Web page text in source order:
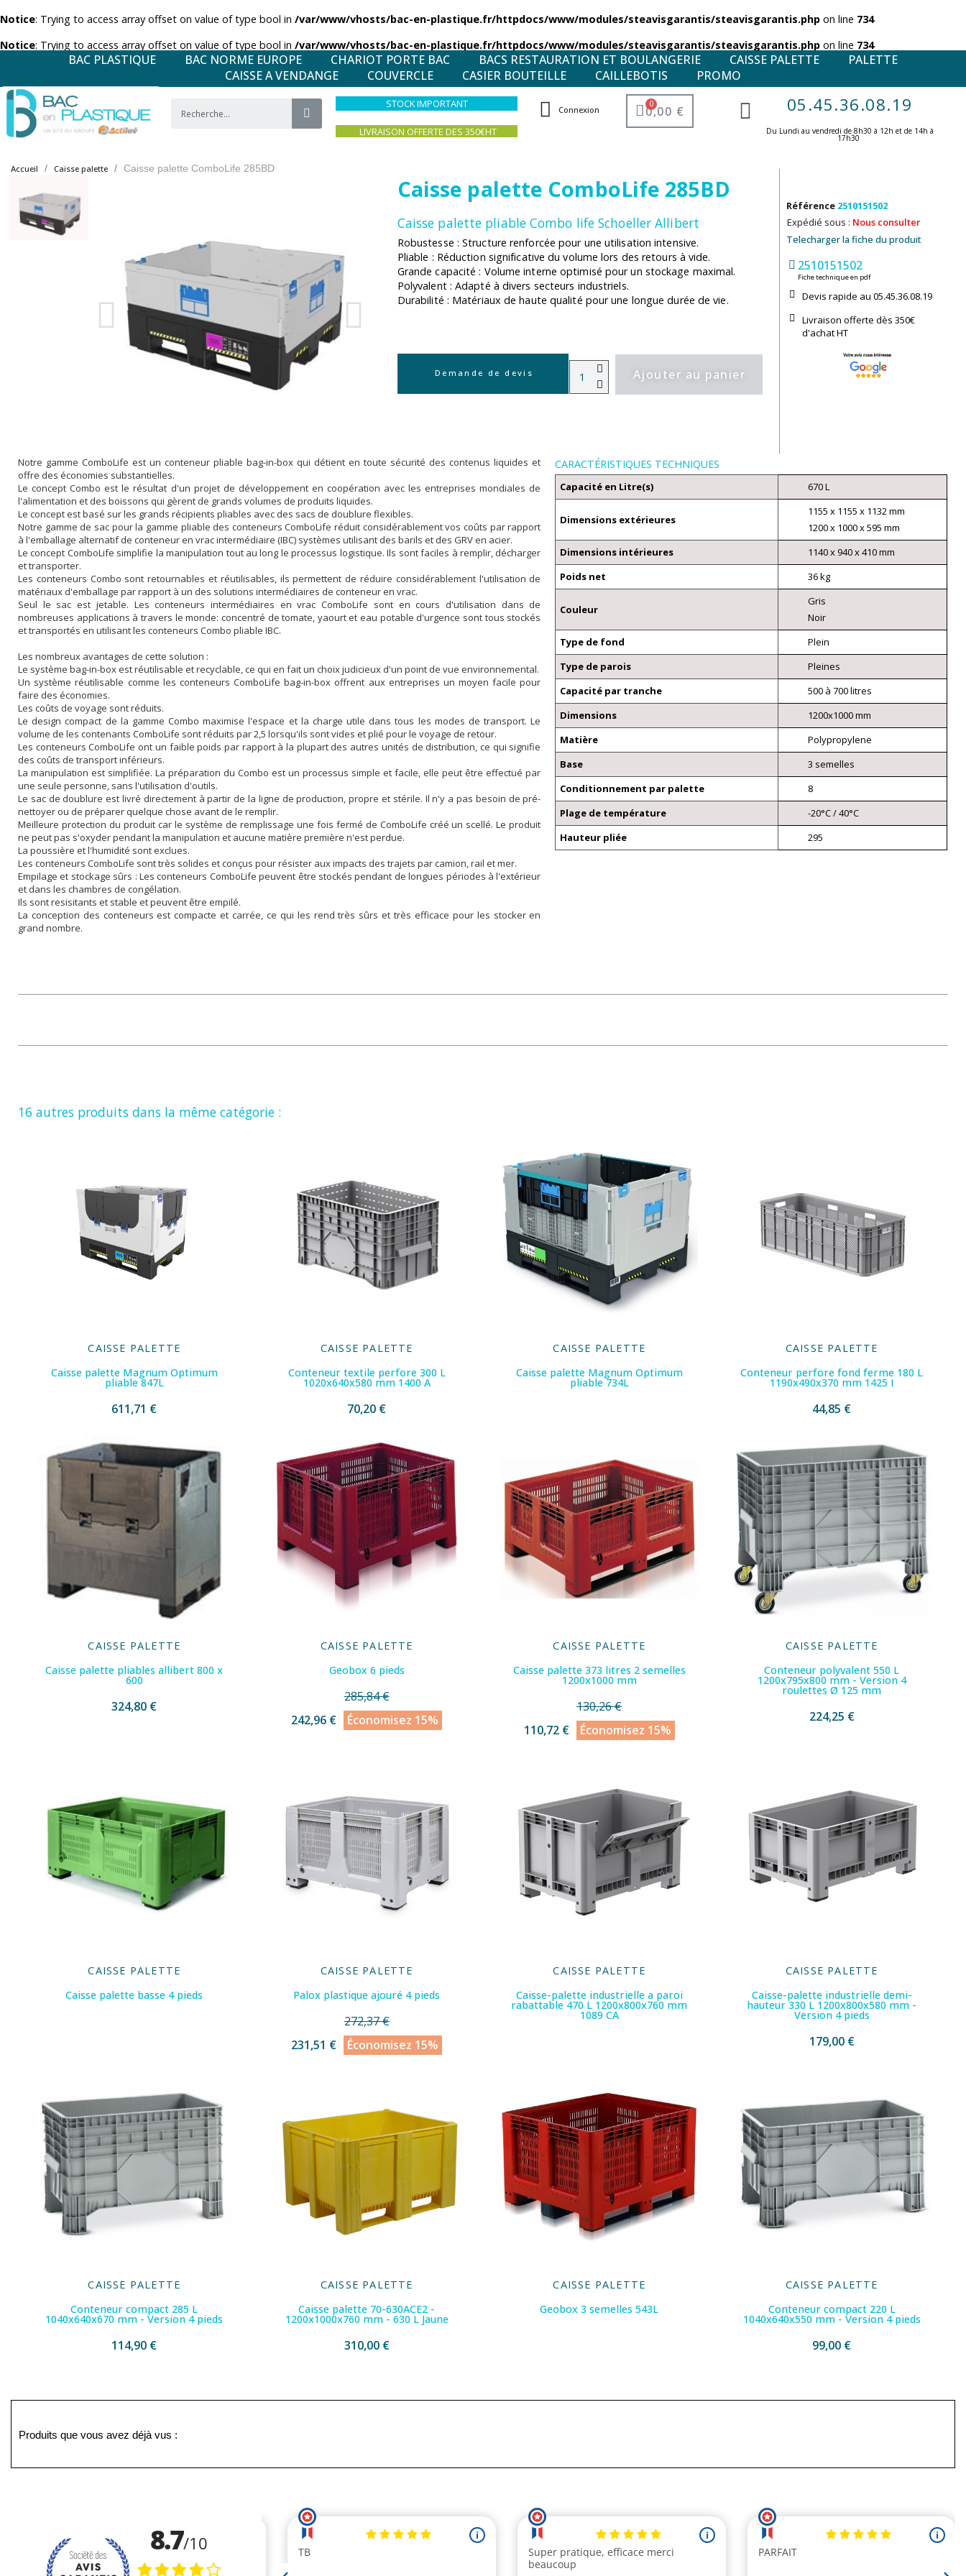
Notice: Trying to access array offset on value of type bool in /var/www/vhosts/bac-en-plastique.fr/httpdocs/www/modules/steavisgarantis/steavisgarantis.php on line 734
Notice: Trying to access array offset on value of type bool in /var/www/vhosts/bac-en-plastique.fr/httpdocs/www/modules/steavisgarantis/steavisgarantis.php on line 734
BAC PLASTIQUE BAC NORME EUROPE CHARIOT PORTE BAC BACS RESTAURATION ET BOULANGERIE CAISSE PALETTE
PALETTE
CAISSE A VENDANGE
COUVERCLE CASIER BOUTEILLE CAILLEBOTIS PROMO
STOCK IMPORTANT
LIVRAISON OFFERTE DES 350€HT
Connexion 0,00 € 05.45.36.08.19
Du Lundi au vendredi de 8h30 à 12h et de 14h à
17h30 ​
Accueil Caisse palette Caisse palette ComboLife 285BD
Caisse palette ComboLife 285BD
Caisse palette pliable Combo life Schoeller Allibert
Robustesse : Structure renforcée pour une utilisation intensive.
Pliable : Réduction significative du volume lors des retours à vide.
Grande capacité : Volume interne optimisé pour un stockage maximal.
Polyvalent : Adapté à divers secteurs industriels.
Durabilité : Matériaux de haute qualité pour une longue durée de vie.
Demande de devis Ajouter au panier
Référence 2510151502
Expédié sous : Nous consulter
Telecharger la fiche du produit
2510151502
Fiche technique en pdf
Devis rapide au 05.45.36.08.19​
Livraison offerte dès 350€
d'achat​ HT
Notre gamme ComboLife est un conteneur pliable bag-in-box qui détient en toute sécurité des contenus liquides et
offre des économies substantielles.
Le concept Combo est le résultat d'un projet de développement en coopération avec les entreprises mondiales de
l'alimentation et des boissons qui gèrent de grands volumes de produits liquides.
Le concept est basé sur les grands récipients pliables avec des sacs de doublure flexibles.
Notre gamme de sac pour la gamme pliable des conteneurs ComboLife réduit considérablement vos coûts par rapport
à l'emballage alternatif de conteneur en vrac intermédiaire (IBC) systèmes utilisant des barils et des GRV en acier.
Le concept ComboLife simplifie la manipulation tout au long le processus logistique. Ils sont faciles à remplir, décharger
et transporter.
Les conteneurs Combo sont retournables et réutilisables, ils permettent de réduire considérablement l'utilisation de
matériaux d'emballage par rapport à un des solutions intermédiaires de conteneur en vrac.
Seul le sac est jetable. Les conteneurs intermédiaires en vrac ComboLife sont en cours d'utilisation dans de
nombreuses applications à travers le monde: concentré de tomate, yaourt et eau potable d'urgence sont tous stockés
et transportés en utilisant les conteneurs Combo pliable IBC.
Les nombreux avantages de cette solution :
Le système bag-in-box est réutilisable et recyclable,ce qui en fait un choix judicieux d'un point de vue environnemental.
Un système réutilisable comme les conteneurs ComboLifebag-in-box offrent aux entreprises unmoyen facile pour
faire des économies.
Les coûts de voyage sont réduits.
Le design compact de la gamme Combo maximise l'espace et la charge utile dans tous les modes de transport. Le
volume de les contenants ComboLife sont réduits par 2,5 lorsqu'ils sont vides et plié pour le voyage de retour.
Les conteneurs ComboLife ont un faible poids par rapport à la plupart des autres unités de distribution, ce qui signifie
des coûts de transport inférieurs.
La manipulation est simplifiée.La préparation du Combo est un processus simple et facile, ellepeut être effectué par
une seule personne, sans l'utilisation d'outils.
Le sac de doublure est livré directement à partir de la ligne de production, propre et stérile. Il n'y a pas besoin de pré-
nettoyer ou de préparer quelque chose avant de le remplir.
Meilleure protection du produit car le système de remplissage une fois fermé de ComboLife créé un scellé.Le produit
ne peut pas s'oxyder pendant la manipulation et aucune matière première n'estperdue.
La poussière et l'humidité sont exclues.
Les conteneurs ComboLife sont très solides et conçus pour résister auximpacts des trajets par camion, rail et mer.
Empilage et stockage sûrs : Les conteneurs ComboLife peuvent être stockés pendant de longues périodes à l'extérieur
et dans les chambres de congélation.
Ils sont resisitants et stable et peuvent être empilé.
La conception des conteneurs est compacte et carrée, ce qui les rend très sûrs et très efficace pour les stocker en
grand nombre.
CARACTÉRISTIQUES TECHNIQUES
Capacité en Litre(s) 670 L
Dimensions extérieures
1155 x 1155 x 1132 mm
1200 x 1000 x 595 mm
Dimensions intérieures
1140 x 940 x 410 mm
Poids net
36 kg
Couleur
Gris
Noir
Type de fond
Plein
Type de parois
Pleines
Capacité par tranche
500 à 700 litres
Dimensions
1200x1000 mm
Matière
Polypropylene
Base
3 semelles
Conditionnement par palette
8
Plage de température
-20°C / 40°C
Hauteur pliée
295
16 autres produits dans la même catégorie :
CAISSE PALETTE
Caisse palette Magnum Optimum
pliable 847L
611,71 €
CAISSE PALETTE
Conteneur textile perfore 300 L
1020x640x580 mm 1400 A
70,20 €
CAISSE PALETTE
Caisse palette Magnum Optimum
pliable 734L
CAISSE PALETTE
Conteneur perfore fond ferme 180 L
1190x490x370 mm 1425 I
44,85 €
CAISSE PALETTE
Caisse palette pliables allibert 800 x
600
324,80 €
CAISSE PALETTE
Geobox 6 pieds
285,84 €
242,96 €
Économisez 15%
CAISSE PALETTE
Caisse palette 373 litres 2 semelles
1200x1000 mm
130,26 €
110,72 €
Économisez 15%
CAISSE PALETTE
Conteneur polyvalent 550 L
1200x795x800 mm - Version 4
roulettes Ø 125 mm
224,25 €
CAISSE PALETTE
Caisse palette basse 4 pieds
CAISSE PALETTE
Palox plastique ajouré 4 pieds
272,37 €
231,51 €
Économisez 15%
CAISSE PALETTE
Caisse-palette industrielle a paroi
rabattable 470 L 1200x800x760 mm
1089 CA
CAISSE PALETTE
Caisse-palette industrielle demi-
hauteur 330 L 1200x800x580 mm -
Version 4 pieds
179,00 €
CAISSE PALETTE
Conteneur compact 285 L
1040x640x670 mm - Version 4 pieds
114,90 €
CAISSE PALETTE
Caisse palette 70-630ACE2 -
1200x1000x760 mm - 630 L Jaune
310,00 €
CAISSE PALETTE
Geobox 3 semelles 543L
CAISSE PALETTE
Conteneur compact 220 L
1040x640x550 mm - Version 4 pieds
99,00 €
Produits que vous avez déjà vus :